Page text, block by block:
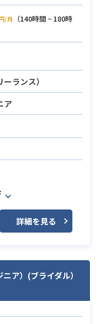
っていただく想定で
書）の分析に基づ
定・構造化
ム水準の論理構
した提案書の作成
具体化に向けたエ
件伝達・指示
化・再利用による
上
ートおよびオンサ
お伝えします。
ず）におけるPM、P
ァームにおけるプ
経験
」の提案書の作法
き、ゼロベースで提
/月
（140時間 ~ 180時
ランス）
ア
ロジェクトにおい
当いただきます。
統合（Exchange O
るテナント移行、
（提案書、報告書、
、主体的にプロジ
ム統合経験（Exchan
詳細を見る
ア）(ブライダル）